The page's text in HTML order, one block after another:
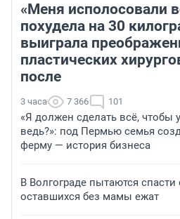
«Меня исполосовали
похудела на 30
выиграла
пластических
после
3 часа 7 366 101
«Я должен сделать всё,
ведь?»: под Пермью семья
ферму — история бизнеса
В Волгограде пытаются
оставшихся без мамы ежат